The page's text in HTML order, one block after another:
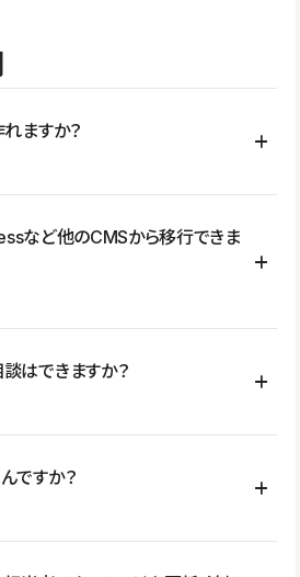
ますか？
ビスサイト、LP、採用サイト、ブロ
イト、店舗・商品紹介サイト、ポートフ
ます。
など他のCMSから移行できま
コンテンツ、URLを整理したうえで、
移行できます。 WordPressの場合は、
がそのまま移行されるわけではないた
デザイン、CMS設計、URL・リダイレク
はできますか？
いサイトや、複数部門での運用、権限管
存システムとの連携など、個別の要件が
ですか？